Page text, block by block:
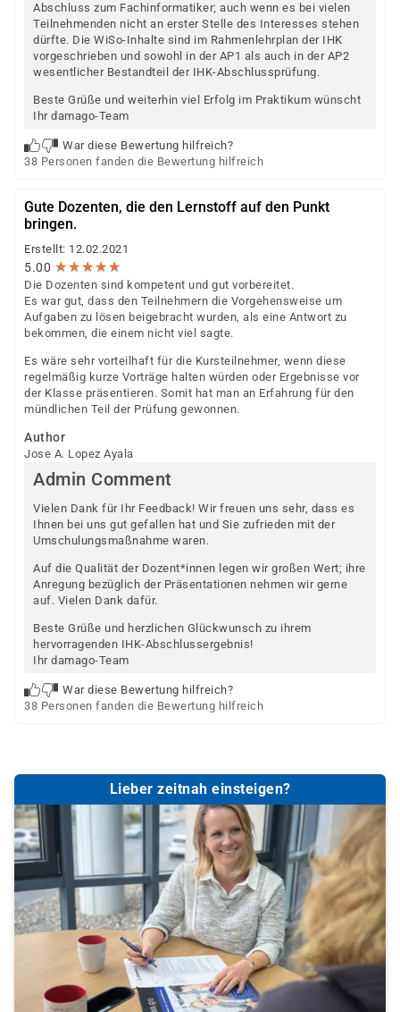
Abschluss zum Fachinformatiker; auch wenn es bei vielen
Teilnehmenden nicht an erster Stelle des Interesses stehen
dürfte. Die WiSo-Inhalte sind im Rahmenlehrplan der IHK
vorgeschrieben und sowohl in der AP1 als auch in der AP2
wesentlicher Bestandteil der IHK-Abschlussprüfung.
Beste Grüße und weiterhin viel Erfolg im Praktikum wünscht
Ihr damago-Team
War diese Bewertung hilfreich?
38 Personen fanden die Bewertung hilfreich
Gute Dozenten, die den Lernstoff auf den Punkt
bringen.
Erstellt: 12.02.2021
5.00 ★★★★★
★★★★★
Die Dozenten sind kompetent und gut vorbereitet.
Es war gut, dass den Teilnehmern die Vorgehensweise um
Aufgaben zu lösen beigebracht wurden, als eine Antwort zu
bekommen, die einem nicht viel sagte.
Es wäre sehr vorteilhaft für die Kursteilnehmer, wenn diese
regelmäßig kurze Vorträge halten würden oder Ergebnisse vor
der Klasse präsentieren. Somit hat man an Erfahrung für den
mündlichen Teil der Prüfung gewonnen.
Author
Jose A. Lopez Ayala
Admin Comment
Vielen Dank für Ihr Feedback! Wir freuen uns sehr, dass es
Ihnen bei uns gut gefallen hat und Sie zufrieden mit der
Umschulungsmaßnahme waren.
Auf die Qualität der Dozent*innen legen wir großen Wert; ihre
Anregung bezüglich der Präsentationen nehmen wir gerne
auf. Vielen Dank dafür.
Beste Grüße und herzlichen Glückwunsch zu ihrem
hervorragenden IHK-Abschlussergebnis!
Ihr damago-Team
War diese Bewertung hilfreich?
38 Personen fanden die Bewertung hilfreich
Lieber zeitnah einsteigen?